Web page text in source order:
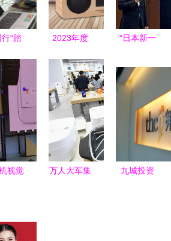
“踏
次冒
的尴
遇
2023年度
推荐指南
从需求分析
到购买建议
“日本新一
2030量子
计算机雄心
里的未来赛
道与挑战
视觉
解读
万人大军集
九城投资